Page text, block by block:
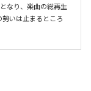
なり、楽曲の総再生
いは止まるところ